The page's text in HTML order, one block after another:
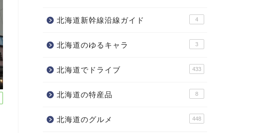
北海道新幹線沿線ガイド 4
北海道のゆるキャラ 3
北海道でドライブ 433
北海道の特産品 8
北海道のグルメ 448